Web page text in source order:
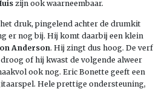
zijn ook waarneembaar.
druk, pingelend achter de drumkit
er nog bij. Hij komt daarbij een klein
Anderson. Hij zingt dus hoog. De verf
of hij kwast de volgende alweer
ook nog. Eric Bonette geeft een
Hele prettige ondersteuning,